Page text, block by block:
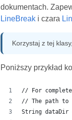
dokumentach.
LineBreaki czara
Korzystaj z tej
Poniższy przykład
// For
// The path to
String dataDir